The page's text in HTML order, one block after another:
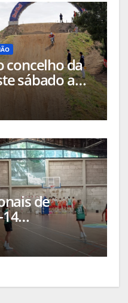
concelho da
sábado a
Nacional
de
estão
com os